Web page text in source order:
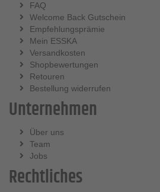
FAQ
Welcome Back Gutschein
Empfehlungsprämie
Mein ESSKA
Versandkosten
Shopbewertungen
Retouren
Bestellung widerrufen
Unternehmen
Über uns
Team
Jobs
Rechtliches